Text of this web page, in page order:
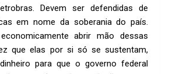
Devem ser defendidas de
em nome da soberania do país.
abrir mão dessas
que elas por si só se sustentam,
para que o governo federal